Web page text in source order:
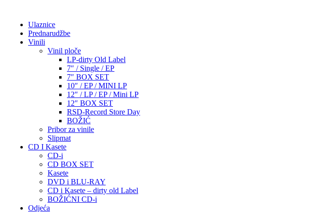
Ulaznice
Prednarudžbe
Vinili
Vinil ploče
LP-dirty Old Label
7″ / Single / EP
7″ BOX SET
10″ / EP / MINI LP
12″ / LP / EP / Mini LP
12″ BOX SET
RSD-Record Store Day
BOŽIĆ
Pribor za vinile
Slipmat
CD I Kasete
CD-i
CD BOX SET
Kasete
DVD i BLU-RAY
CD i Kasete – dirty old Label
BOŽIĆNI CD-i
Odjeća